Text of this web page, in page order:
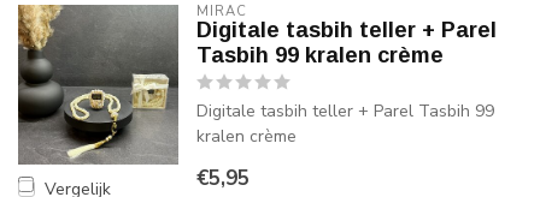
Vergelijk
MIRAC
Digitale tasbih teller + Parel
Tasbih 99 kralen crème
Digitale tasbih teller + Parel Tasbih 99
kralen crème
€5,95